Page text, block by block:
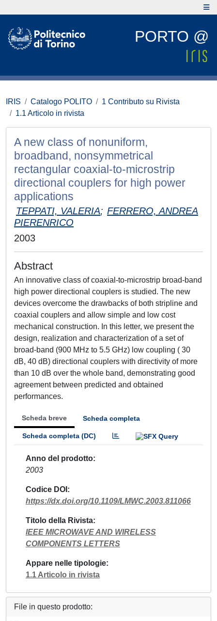
PORTO @
IRIS Catalogo POLITO
1 Contributo su Rivista
1.1 Articolo in rivista
A new class of nonuniform,
broadband, nonsymmetrical
rectangular coaxial-to-microstrip
directional couplers for high power
applications
TEPPATI, VALERIA; FERRERO, ANDREA
PIERENRICO
2003
Abstract
An innovative class of coaxial-to-microstrip broad-band
high power directional couplers is studied. The new
devices overcome the drawbacks of both stripline and
coaxial couplers and allow simple and low cost
mechanical construction. In this letter, we present the
design, realization and characterization of a set of
broad-band (900 MHz to 5.5 GHz) low coupling ( 30
dB, 40 dB) directional couplers with directivity of more
than 10 dB over the whole band, demonstrating good
agreement between predicted and obtained
performances.
Scheda breve Scheda completa
Scheda completa (DC)
Anno del prodotto
2003
Codice DOI
https://dx.doi.org/10.1109/LMWC.2003.811066
Titolo della Rivista
IEEE MICROWAVE AND WIRELESS
COMPONENTS LETTERS
Appare nelle tipologie
1.1 Articolo in rivista
File in questo prodotto: